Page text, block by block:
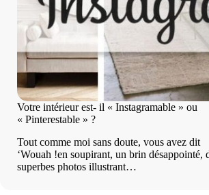
Votre intérieur est- il « Instagramable » ou
« Pinterestable » ?
Tout comme moi sans doute, vous avez dit
‘Wouah !en soupirant, un brin désappointé,
superbes photos illustrant…